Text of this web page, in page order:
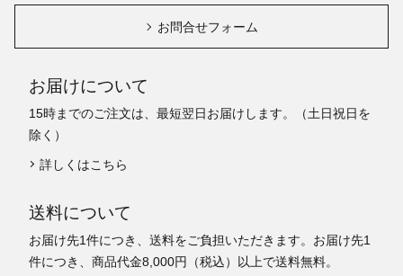
お問合せフォーム
お届けについて
15時までのご注文は、最短翌日お届けします。（土日祝日を
除く）
詳しくはこちら
送料について
お届け先1件につき、送料をご負担いただきます。お届け先1
件につき、商品代金8,000円（税込）以上で送料無料。